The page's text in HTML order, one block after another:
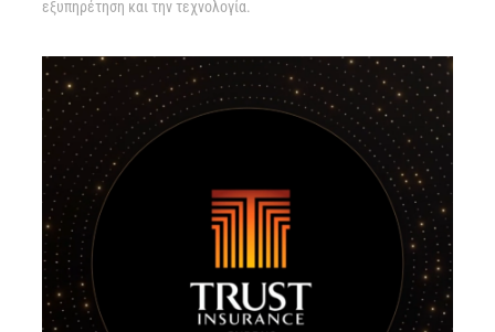
εξυπηρέτηση και την τεχνολογία.